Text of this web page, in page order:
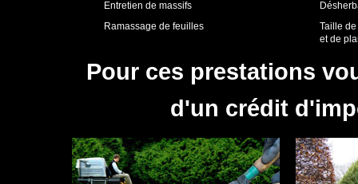
Entretien de massifs
Ramassage de feuilles
Taille
et de
Pour ces prestations
d'un crédit